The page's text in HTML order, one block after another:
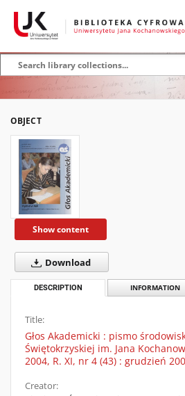
OBJECT
Show content
Download
DESCRIPTION INFORMATION
Title:
Głos Akademicki : pismo
Świętokrzyskiej im. Jana
2004, R. XI, nr 4 (43) : grudzień
Creator: